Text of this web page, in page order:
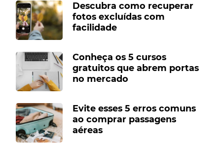
Descubra como recuperar
fotos excluídas com
facilidade
Conheça os 5 cursos
gratuitos que abrem portas
no mercado
Evite esses 5 erros comuns
ao comprar passagens
aéreas